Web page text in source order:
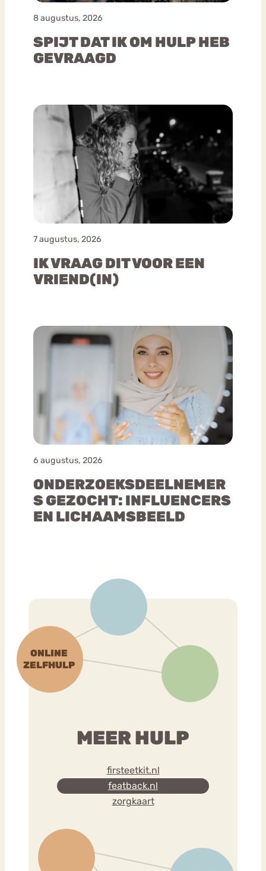
8 augustus, 2026
SPIJT DAT IK OM HULP HEB
GEVRAAGD
7 augustus, 2026
IK VRAAG DIT VOOR EEN
VRIEND(IN)
6 augustus, 2026
ONDERZOEKSDEELNEMER
S GEZOCHT: INFLUENCERS
EN LICHAAMSBEELD
MEER HULP
firsteetkit.nl
featback.nl
zorgkaart